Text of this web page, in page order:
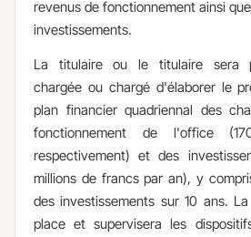
revenus de fonctionnement ainsi
investissements.
La titulaire ou le titulaire sera
chargée ou chargé​ d'élaborer le
plan financier quadriennal des
fonctionnement de l'office
respectivement) et des
millions de francs par an), y
des investissements sur 10 ans.
place et supervisera les